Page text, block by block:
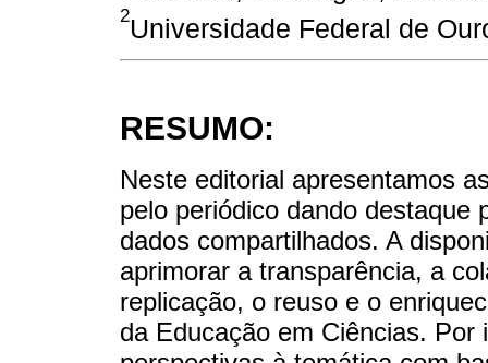
2Universidade Federal de
RESUMO:
Neste editorial apresentamos
pelo periódico dando destaque
dados compartilhados. A
aprimorar a transparência, a
replicação, o reuso e o
da Educação em Ciências.